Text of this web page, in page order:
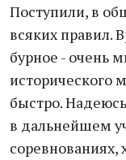
Поступили, в
всяких правил.
бурное - очень
исторического
быстро.
в дальнейшем
соревнованиях,